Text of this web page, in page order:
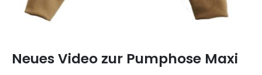
Neues Video zur Pumphose Maxi